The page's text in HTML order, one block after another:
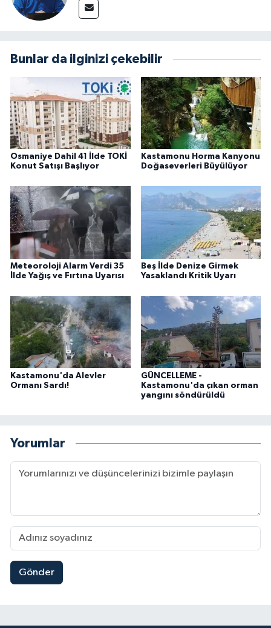
Bunlar da ilginizi çekebilir
Osmaniye Dahil 41 İlde TOKİ
Konut Satışı Başlıyor
Kastamonu Horma Kanyonu
Doğaseverleri Büyülüyor
Meteoroloji Alarm Verdi 35
İlde Yağış ve Fırtına Uyarısı
Beş İlde Denize Girmek
Yasaklandı Kritik Uyarı
Kastamonu'da Alevler
Ormanı Sardı!
GÜNCELLEME -
Kastamonu'da çıkan orman
yangını söndürüldü
Yorumlar
Gönder